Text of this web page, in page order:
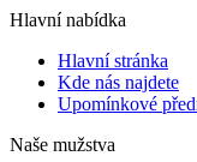
Hlavní nabídka
Hlavní stránka
Kde nás najdete
Upomínkové
Naše mužstva